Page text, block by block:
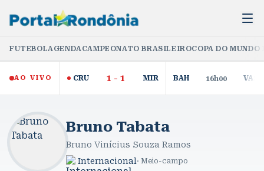
FUTEBOLAGENDACAMPEONATO BRASILEIROCOPA DO
AO VIVO CRU 1 - 1 MIR BAH 16h00 VAS
Bruno Tabata
Bruno Vinícius Souza Ramos
Internacional · Meio-campo